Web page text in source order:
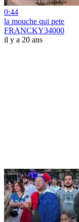
0:44
la mouche qui pete
FRANCKY34000
il y a 20 ans